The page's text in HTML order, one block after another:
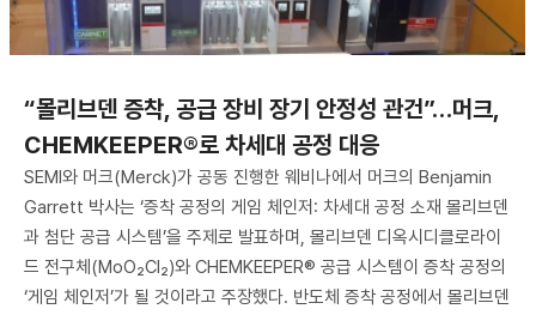
“몰리브덴 증착, 공급 장비 장기 안정성 관건”…머크,
CHEMKEEPER®로 차세대 공정 대응
SEMI와 머크(Merck)가 공동 진행한 웨비나에서 머크의 Benjamin
Garrett 박사는 ‘증착 공정의 게임 체인저: 차세대 공정 소재 몰리브덴
과 첨단 공급 시스템’을 주제로 발표하며, 몰리브덴 디옥시디클로라이
드 전구체(MoO₂Cl₂)와 CHEMKEEPER® 공급 시스템이 증착 공정의
‘게임 체인저’가 될 것이라고 주장했다. 반도체 증착 공정에서 몰리브덴